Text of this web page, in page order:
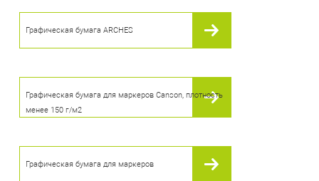
В наличии
Графическая бумага ARCHES
Графическая бумага для маркеров Canson, плотность
менее 150 г/м2
Графическая бумага для маркеров